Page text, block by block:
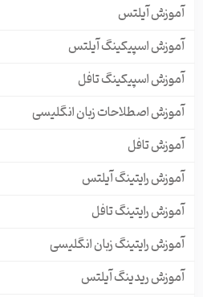
آموزش آیلتس
آموزش اسپیکینگ آیلتس
آموزش اسپیکینگ تافل
آموزش اصطلاحات زبان انگلیسی
آموزش تافل
آموزش رایتینگ آیلتس
آموزش رایتینگ تافل
آموزش رایتینگ زبان انگلیسی
آموزش ریدینگ آیلتس